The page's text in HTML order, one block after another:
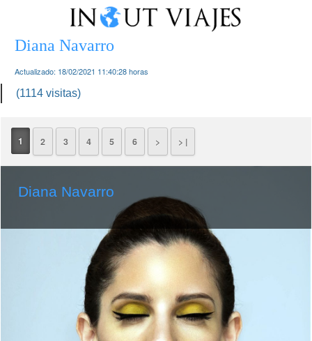
Diana Navarro
Actualizado: 18/02/2021 11:40:28horas
(1114 visitas)
1 2 3 4 5 6 > > |
Diana Navarro